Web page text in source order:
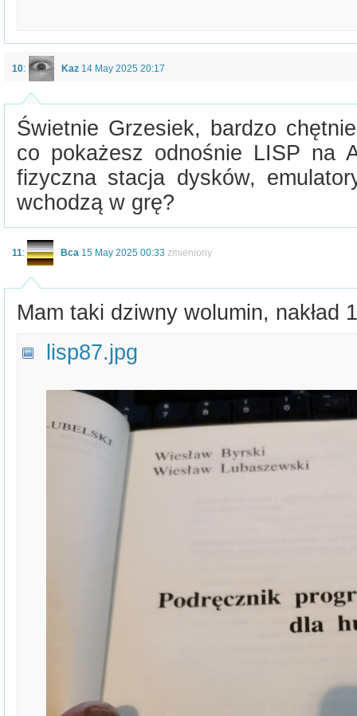
10: Kaz 14 May 2025 20:17
Świetnie Grzesiek, bardzo
co pokażesz odnośnie LISP na
fizyczna stacja dysków,
wchodzą w grę?
11: Bca 15 May 2025 00:33 zmieniony
Mam taki dziwny wolumin, nakład
lisp87.jpg